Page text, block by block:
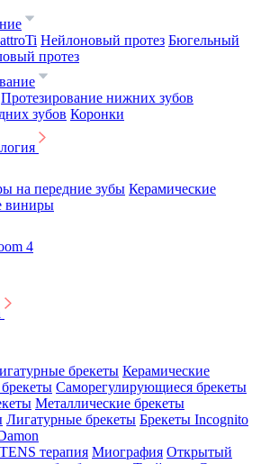
Нейлоновый протез Бюгельный
протез
Протезирование нижних зубов
зубов Коронки
на передние зубы Керамические
виниры
4
брекеты Керамические
Саморегулирующиеся брекеты
Металлические брекеты
Лигатурные брекеты Брекеты Incognito
TENS терапия Миография Открытый